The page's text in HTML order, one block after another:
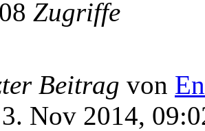
Zugriffe
Beitrag von
Nov 2014,